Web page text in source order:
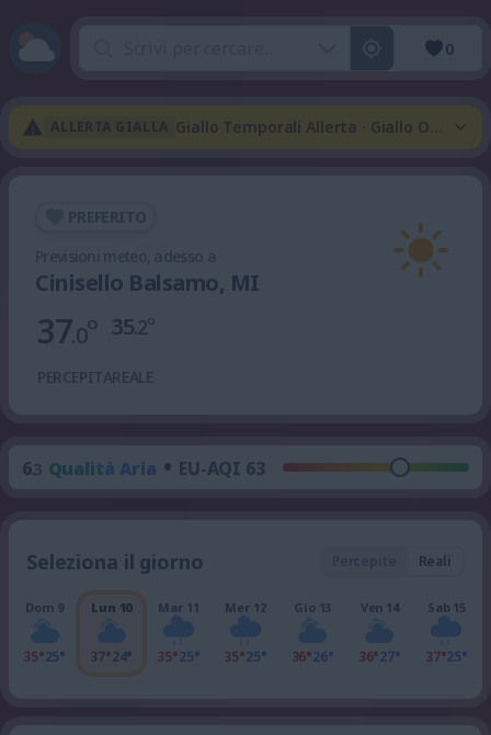
0
Giallo Temporali Allerta · Giallo Onda
Cinisello Balsamo, MI
37.0°
PERCEPITA
35.2°
REALE
6.3 Qualità Aria • EU-AQI 63
Seleziona il giorno Reali
Dom 9
35°25°
Lun 10
37°24°
Mar 11
35°25°
Mer 12
35°25°
Gio 13
36°26°
Ven 14
36°27°
Sab 15
37°25°